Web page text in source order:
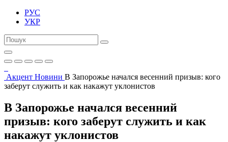
РУС
УКР
Акцент Новини В Запорожье начался весенний призыв: кого
заберут служить и как накажут уклонистов
В Запорожье начался весенний
призыв: кого заберут служить и как
накажут уклонистов